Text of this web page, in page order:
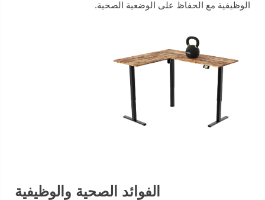
الوظيفية مع الحفاظ على الوضعية الصحية.
الفوائد الصحية والوظيفية